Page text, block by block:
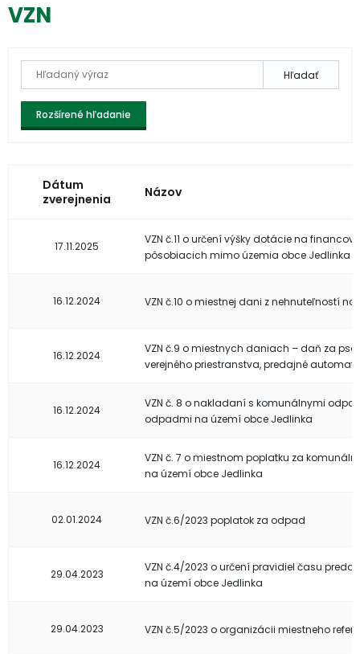
VZN
Hľadať
Rozšírené hľadanie
Dátum
zverejnenia
Názov
17.11.2025
VZN č.11 o určení výšky dotácie na
pôsobiacich mimo územia obce Jedlinka
16.12.2024 VZN č.10 o miestnej dani z nehnuteľností
16.12.2024
VZN č.9 o miestnych daniach – daň za
verejného priestranstva, predajné
16.12.2024
VZN č. 8 o nakladaní s komunálnymi
odpadmi na území obce Jedlinka
16.12.2024
VZN č. 7 o miestnom poplatku za
na území obce Jedlinka
02.01.2024 VZN č.6/2023 poplatok za odpad
29.04.2023
VZN č.4/2023 o určení pravidiel času
na území obce Jedlinka
29.04.2023 VZN č.5/2023 o organizácii miestneho